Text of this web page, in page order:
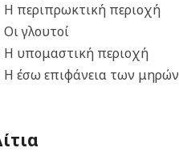
Η περιπρωκτική περιοχή
Οι γλουτοί
Η υπομαστική περιοχή
Η έσω επιφάνεια των μηρών